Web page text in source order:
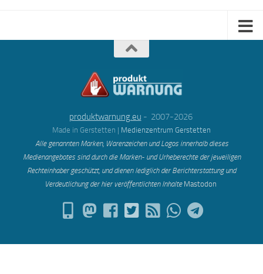
produktwarnung.eu - 2007-2026
Made in Gerstetten | Medienzentrum Gerstetten
Alle genannten Marken, Warenzeichen und Logos innerhalb dieses
Medienangebotes sind durch die Marken- und Urheberechte der jeweiligen
Rechteinhaber geschützt, und dienen lediglich der Berichterstattung und
Verdeutlichung der hier veröffentlichten Inhalte Mastodon